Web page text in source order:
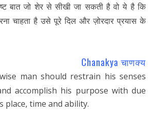
बात जो शेर से सीखी जा सकती है वो ये है कि
चाहता है उसे पूरे दिल और ज़ोरदार प्रयास के
Chanakya चाणक्य
man should restrain his senses
accomplish his purpose with due
place, time and ability.